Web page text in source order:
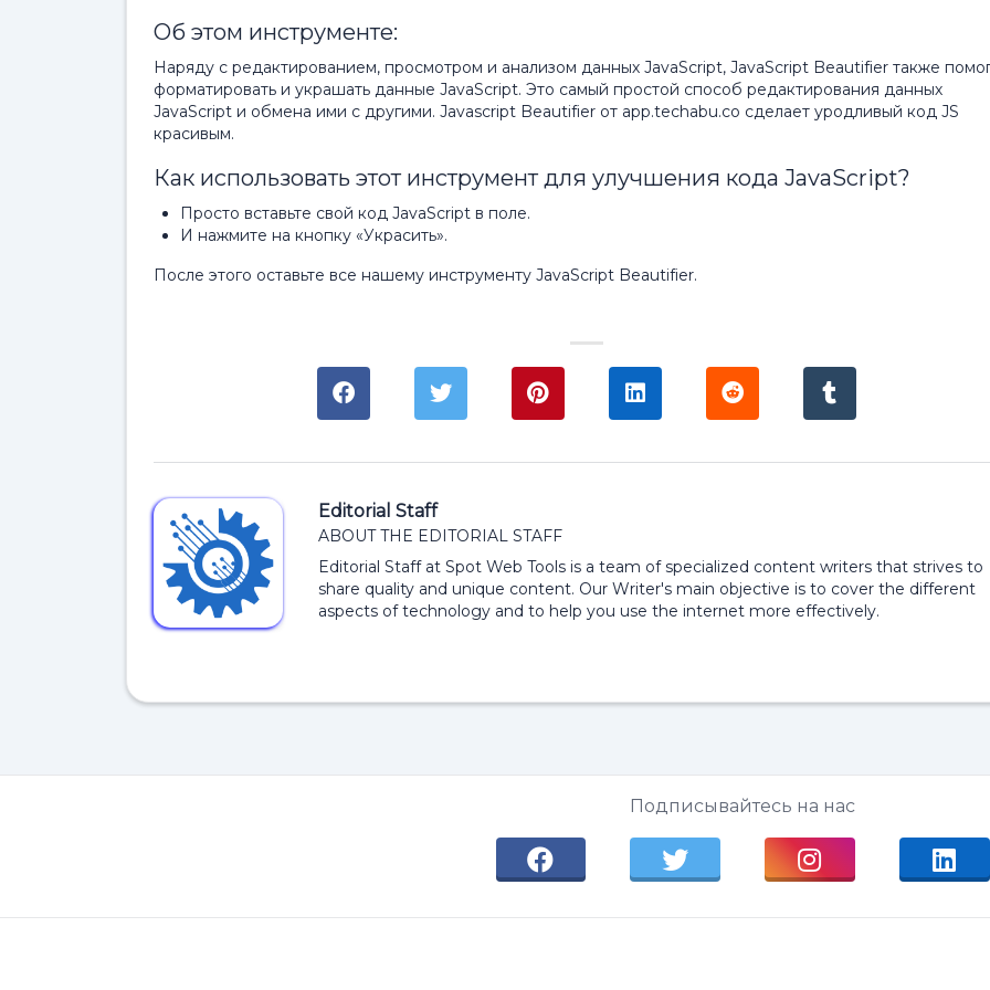
Об этом инструменте:
Наряду с редактированием, просмотром и анализом данных JavaScript, JavaScript Beautifier также
форматировать и украшать данные JavaScript. Это самый простой способ редактирования данных
JavaScript и обмена ими с другими. Javascript Beautifier от app.techabu.co сделает уродливый код JS
красивым.
Как использовать этот инструмент для улучшения кода JavaScript?
Просто вставьте свой код JavaScript в поле.
И нажмите на кнопку «Украсить».
После этого оставьте все нашему инструменту JavaScript Beautifier.
Editorial Staff
ABOUT THE EDITORIAL STAFF
Editorial Staff at Spot Web Tools is a team of specialized content writers that strives to
share quality and unique content. Our Writer's main objective is to cover the different
aspects of technology and to help you use the internet more effectively.
Подписывайтесь на нас